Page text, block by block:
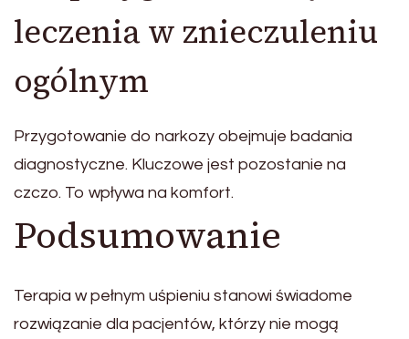
leczenia w znieczuleniu
ogólnym
Przygotowanie do narkozy obejmuje badania
diagnostyczne. Kluczowe jest pozostanie na
czczo. To wpływa na komfort.
Podsumowanie
Terapia w pełnym uśpieniu stanowi świadome
rozwiązanie dla pacjentów, którzy nie mogą